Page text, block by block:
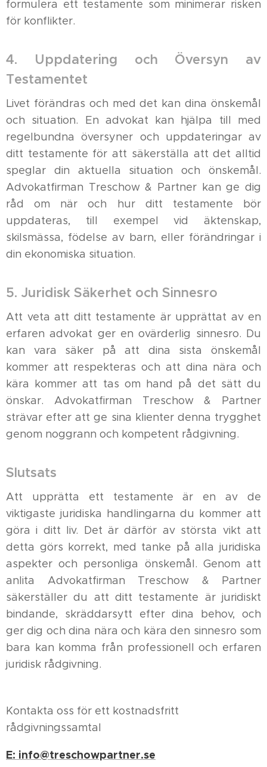
formulera ett testamente som minimerar risken
för konflikter.
4. Uppdatering och Översyn av
Testamentet
Livet förändras och med det kan dina önskemål
och situation. En advokat kan hjälpa till med
regelbundna översyner och uppdateringar av
ditt testamente för att säkerställa att det alltid
speglar din aktuella situation och önskemål.
Advokatfirman Treschow & Partner kan ge dig
råd om när och hur ditt testamente bör
uppdateras, till exempel vid äktenskap,
skilsmässa, födelse av barn, eller förändringar i
din ekonomiska situation.
5. Juridisk Säkerhet och Sinnesro
Att veta att ditt testamente är upprättat av en
erfaren advokat ger en ovärderlig sinnesro. Du
kan vara säker på att dina sista önskemål
kommer att respekteras och att dina nära och
kära kommer att tas om hand på det sätt du
önskar. Advokatfirman Treschow & Partner
strävar efter att ge sina klienter denna trygghet
genom noggrann och kompetent rådgivning.
Slutsats
Att upprätta ett testamente är en av de
viktigaste juridiska handlingarna du kommer att
göra i ditt liv. Det är därför av största vikt att
detta görs korrekt, med tanke på alla juridiska
aspekter och personliga önskemål. Genom att
anlita Advokatfirman Treschow & Partner
säkerställer du att ditt testamente är juridiskt
bindande, skräddarsytt efter dina behov, och
ger dig och dina nära och kära den sinnesro som
bara kan komma från professionell och erfaren
juridisk rådgivning.
Kontakta oss för ett kostnadsfritt
rådgivningssamtal
E: info@treschowpartner.se